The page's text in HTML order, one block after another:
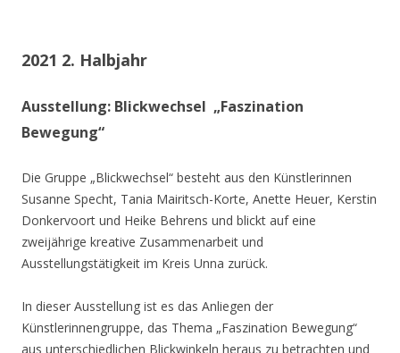
2021 2. Halbjahr
Ausstellung: Blickwechsel „Faszination
Bewegung“
Die Gruppe „Blickwechsel“ besteht aus den Künstlerinnen
Susanne Specht, Tania Mairitsch-Korte, Anette Heuer, Kerstin
Donkervoort und Heike Behrens und blickt auf eine
zweijährige kreative Zusammenarbeit und
Ausstellungstätigkeit im Kreis Unna zurück.
In dieser Ausstellung ist es das Anliegen der
Künstlerinnengruppe, das Thema „Faszination Bewegung“
aus unterschiedlichen Blickwinkeln heraus zu betrachten und